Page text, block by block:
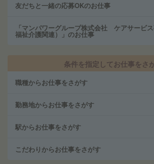
友だちと一緒の応募OKのお仕事
「マンパワーグループ株式会社 ケアサービ
福祉介護関連）」のお仕事
条件を指定してお仕事をさ
職種からお仕事をさがす
勤務地からお仕事をさがす
駅からお仕事をさがす
こだわりからお仕事をさがす